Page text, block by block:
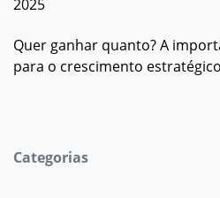
2025
Quer ganhar quanto? A
para o crescimento
Categorias